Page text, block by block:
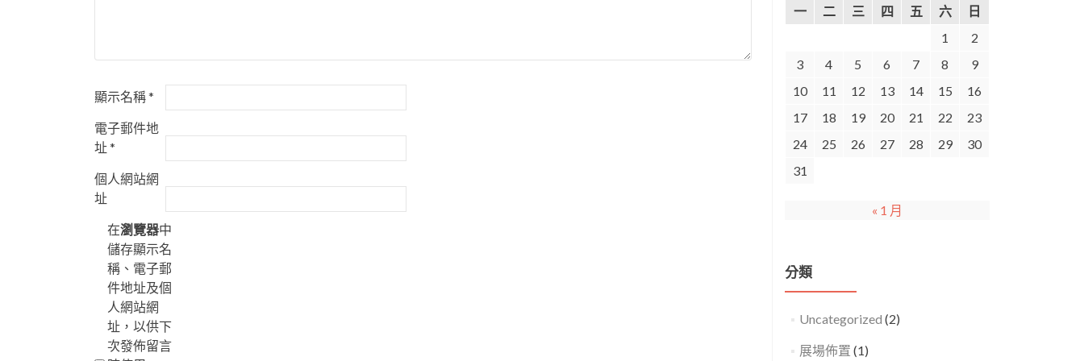
顯示名稱*
電子郵件地
址*
個人網站網
址
在瀏覽器中
儲存顯示名
稱、電子郵
件地址及個
人網站網
址，以供下
次發佈留言
一 二 三 四 五 六
日
1
2
3
4 5 6 7 8
9
10
11 12 13 14 15
16
17
18 19 20 21 22
23
24
25 26 27 28 29
30
31
« 1 月
分類
Uncategorized (2)
展場佈置 (1)